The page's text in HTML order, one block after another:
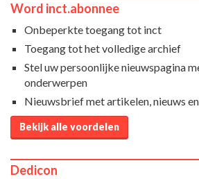
Word inct.abonnee
Onbeperkte toegang tot inct
Toegang tot het volledige archief
Stel uw persoonlijke nieuwspagina
onderwerpen
Nieuwsbrief met artikelen, nieuws
Bekijk alle voordelen
Dedicon